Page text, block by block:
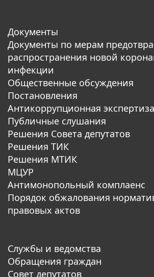
Документы
Документы по мерам
распространения новой
инфекции
Общественные обсуждения
Постановления
Антикоррупционная экспертиза
Публичные слушания
Решения Совета депутатов
Решения ТИК
Решения МТИК
МЦУР
Антимонопольный комплаенс
Порядок обжалования
правовых актов
Службы и ведомства
Обращения граждан
Совет депутатов